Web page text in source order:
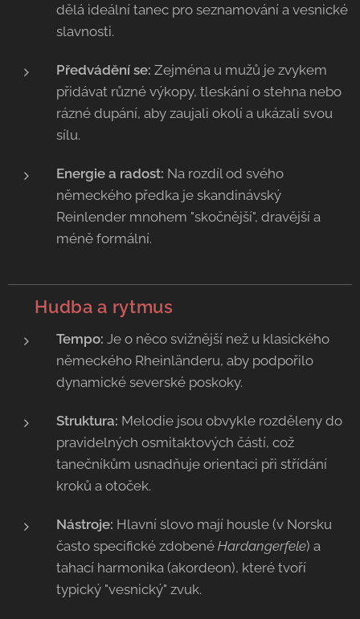
dělá ideální tanec pro seznamování a vesnické
slavnosti.
Předvádění se: Zejména u mužů je zvykem
přidávat různé výkopy, tleskání o stehna nebo
rázné dupání, aby zaujali okolí a ukázali svou
sílu.
Energie a radost: Na rozdíl od svého
německého předka je skandinávský
Reinlender mnohem "skočnější", dravější a
méně formální.
Hudba a rytmus
Tempo: Je o něco svižnější než u klasického
německého Rheinländeru, aby podpořilo
dynamické severské poskoky.
Struktura: Melodie jsou obvykle rozděleny do
pravidelných osmitaktových částí, což
tanečníkům usnadňuje orientaci při střídání
kroků a otoček.
Nástroje: Hlavní slovo mají housle (v Norsku
často specifické zdobené Hardangerfele) a
tahací harmonika (akordeon), které tvoří
typický "vesnický" zvuk.